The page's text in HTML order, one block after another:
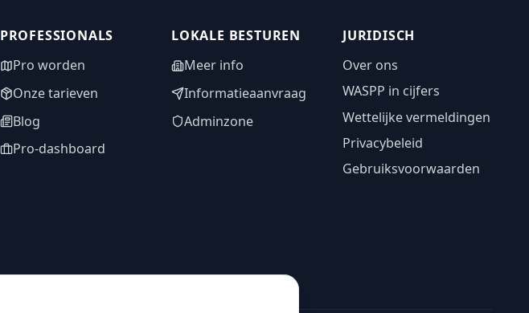
PROFESSIONALS
Pro worden
Onze tarieven
Blog
Pro-dashboard
LOKALE BESTUREN
Meer info
Informatieaanvraag
Adminzone
JURIDISCH
Over ons
WASPP in cijfers
Wettelijke vermeldingen
Privacybeleid
Gebruiksvoorwaarden